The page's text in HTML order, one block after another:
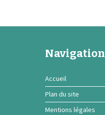
Navigation
Accueil
Plan du site
Mentions légales